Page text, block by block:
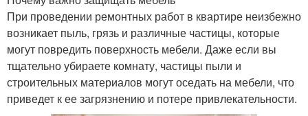
При проведении ремонтных работ в квартире неизбежно
возникает пыль, грязь и различные частицы, которые
могут повредить поверхность мебели. Даже если вы
тщательно убираете комнату, частицы пыли и
строительных материалов могут оседать на мебели, что
приведет к ее загрязнению и потере привлекательности.